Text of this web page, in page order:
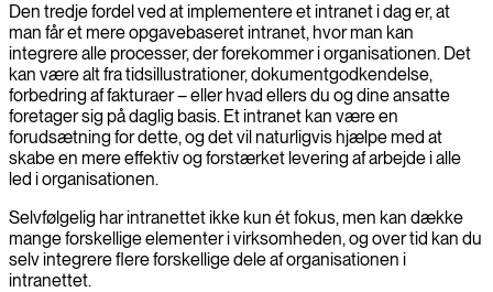
Den tredje fordel ved at implementere et intranet i dag er, at
man får et mere opgavebaseret intranet, hvor man kan
integrere alle processer, der forekommer i organisationen. Det
kan være alt fra tidsillustrationer, dokumentgodkendelse,
forbedring af fakturaer – eller hvad ellers du og dine ansatte
foretager sig på daglig basis. Et intranet kan være en
forudsætning for dette, og det vil naturligvis hjælpe med at
skabe en mere effektiv og forstærket levering af arbejde i alle
led i organisationen.
Selvfølgelig har intranettet ikke kun ét fokus, men kan dække
mange forskellige elementer i virksomheden, og over tid kan du
selv integrere flere forskellige dele af organisationen i
intranettet.